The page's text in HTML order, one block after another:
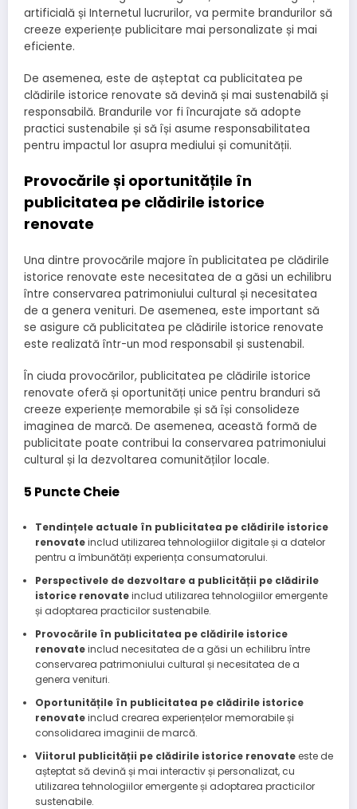
artificială și Internetul lucrurilor, va permite brandurilor să
creeze experiențe publicitare mai personalizate și mai
eficiente.
De asemenea, este de așteptat ca publicitatea pe
clădirile istorice renovate să devină și mai sustenabilă și
responsabilă. Brandurile vor fi încurajate să adopte
practici sustenabile și să își asume responsabilitatea
pentru impactul lor asupra mediului și comunității.
Provocările și oportunitățile în
publicitatea pe clădirile istorice
renovate
Una dintre provocările majore în publicitatea pe clădirile
istorice renovate este necesitatea de a găsi un echilibru
între conservarea patrimoniului cultural și necesitatea
de a genera venituri. De asemenea, este important să
se asigure că publicitatea pe clădirile istorice renovate
este realizată într-un mod responsabil și sustenabil.
În ciuda provocărilor, publicitatea pe clădirile istorice
renovate oferă și oportunități unice pentru branduri să
creeze experiențe memorabile și să își consolideze
imaginea de marcă. De asemenea, această formă de
publicitate poate contribui la conservarea patrimoniului
cultural și la dezvoltarea comunităților locale.
5 Puncte Cheie
Tendințele actuale în publicitatea pe clădirile istorice
renovateinclud utilizarea tehnologiilor digitale și a datelor
pentru a îmbunătăți experiența consumatorului.
Perspectivele de dezvoltare a publicității pe clădirile
istorice renovateinclud utilizarea tehnologiilor emergente
și adoptarea practicilor sustenabile.
Provocările în publicitatea pe clădirile istorice
renovateinclud necesitatea de a găsi un echilibru între
conservarea patrimoniului cultural și necesitatea de a
genera venituri.
Oportunitățile în publicitatea pe clădirile istorice
renovateinclud crearea experiențelor memorabile și
consolidarea imaginii de marcă.
Viitorul publicității pe clădirile istorice renovateeste de
așteptat să devină și mai interactiv și personalizat, cu
utilizarea tehnologiilor emergente și adoptarea practicilor
sustenabile.